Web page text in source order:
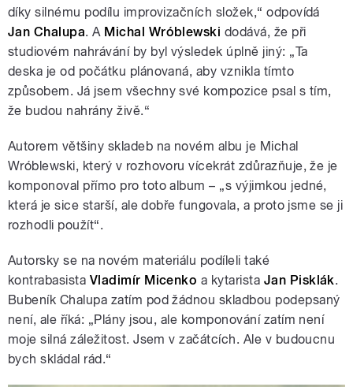
díky silnému podílu improvizačních složek,“ odpovídá
Jan Chalupa. A Michal Wróblewski dodává, že při
studiovém nahrávání by byl výsledek úplně jiný: „Ta
deska je od počátku plánovaná, aby vznikla tímto
způsobem. Já jsem všechny své kompozice psal s tím,
že budou nahrány živě.“
Autorem většiny skladeb na novém albu je Michal
Wróblewski, který v rozhovoru vícekrát zdůrazňuje, že je
komponoval přímo pro toto album – „s výjimkou jedné,
která je sice starší, ale dobře fungovala, a proto jsme se ji
rozhodli použít“.
Autorsky se na novém materiálu podíleli také
kontrabasista Vladimír Micenko a kytarista Jan Pisklák.
Bubeník Chalupa zatím pod žádnou skladbou podepsaný
není, ale říká: „Plány jsou, ale komponování zatím není
moje silná záležitost. Jsem v začátcích. Ale v budoucnu
bych skládal rád.“